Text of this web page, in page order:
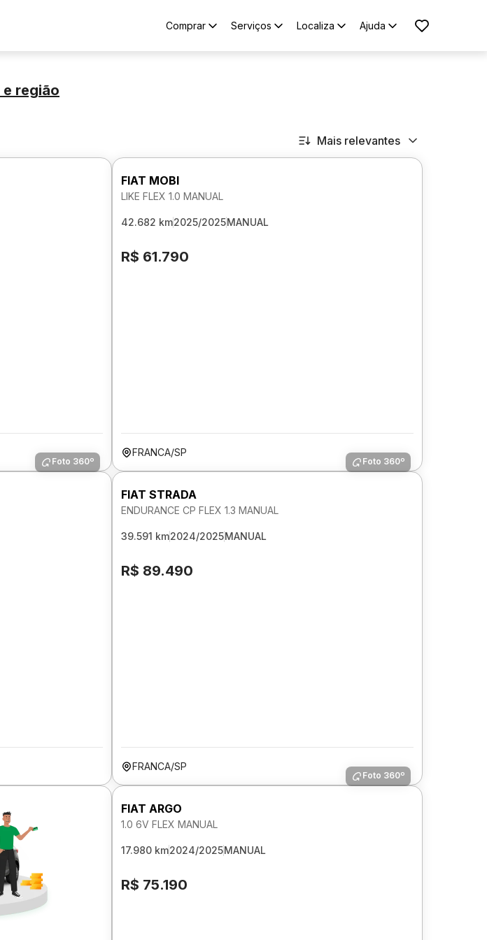
Comprar Serviços Localiza Ajuda
e região
Mais relevantes
FIAT MOBI
LIKE FLEX 1.0 MANUAL
42.682 km2025/2025MANUAL
R$ 61.790
FRANCA/SP
Foto 360º Foto 360º
FIAT STRADA
ENDURANCE CP FLEX 1.3 MANUAL
39.591 km2024/2025MANUAL
R$ 89.490
FRANCA/SP
Foto 360º
FIAT ARGO
1.0 6V FLEX MANUAL
17.980 km2024/2025MANUAL
R$ 75.190